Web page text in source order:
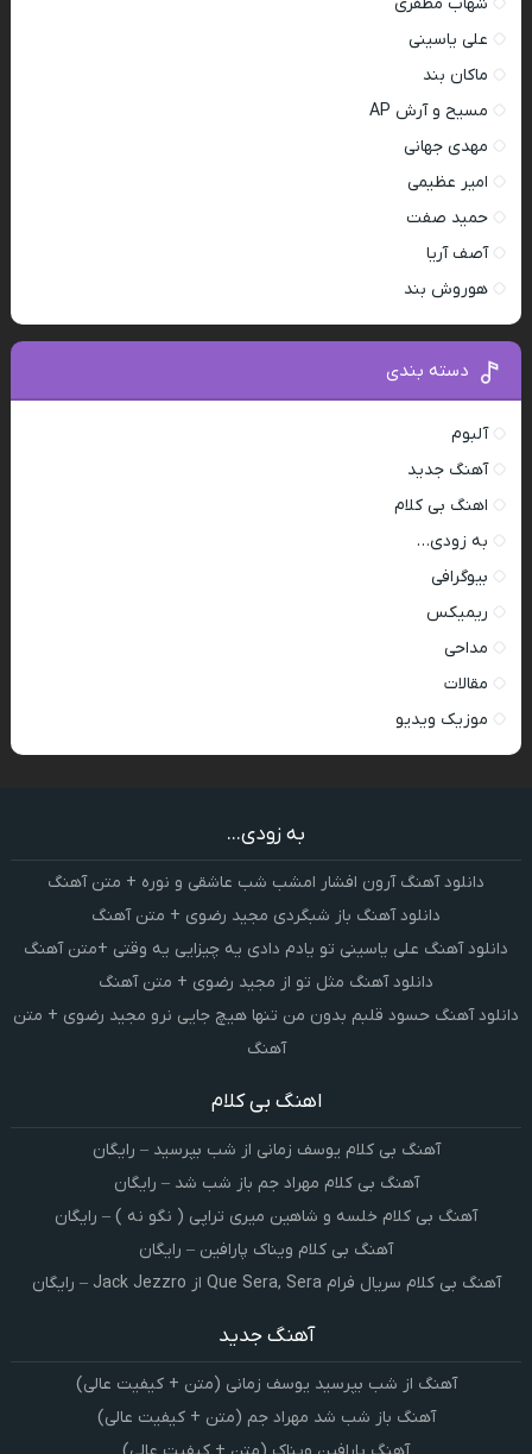
علی یاسینی
ماکان بند
مسیح و آرش AP
مهدی جهانی
امیر عظیمی
حمید صفت
آصف آریا
هوروش بند
دسته بندی
آلبوم
آهنگ جدید
اهنگ بی کلام
به زودی…
بیوگرافی
ریمیکس
مداحی
مقالات
موزیک ویدیو
به زودی...
دانلود آهنگ آرون افشار امشب شب عاشقی و نوره + متن آهنگ
دانلود آهنگ باز شبگردی مجید رضوی + متن آهنگ
دانلود آهنگ علی یاسینی تو یادم دادی یه چیزایی یه وقتی +متن آهنگ
دانلود آهنگ مثل تو از مجید رضوی + متن آهنگ
دانلود آهنگ حسود قلبم بدون من تنها هیچ جایی نرو مجید رضوی + متن
آهنگ
اهنگ بی کلام
آهنگ بی کلام یوسف زمانی از شب بپرسید – رایگان
آهنگ بی کلام مهراد جم باز شب شد – رایگان
آهنگ بی کلام خلسه و شاهین میری تراپی ( نگو نه ) – رایگان
آهنگ بی کلام ویناک پارافین – رایگان
آهنگ بی کلام سریال فرام Que Sera, Sera از Jack Jezzro – رایگان
آهنگ جدید
آهنگ از شب بپرسید یوسف زمانی (متن + کیفیت عالی)
آهنگ باز شب شد مهراد جم (متن + کیفیت عالی)